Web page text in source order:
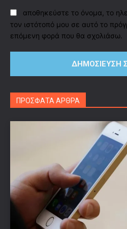
αποθηκεύστε το όνομα, το
τον ιστότοπό μου σε αυτό το
επόμενη φορά που θα σχολιάσω.
ΠΡΟΣΦΑΤΑ ΑΡΘΡΑ